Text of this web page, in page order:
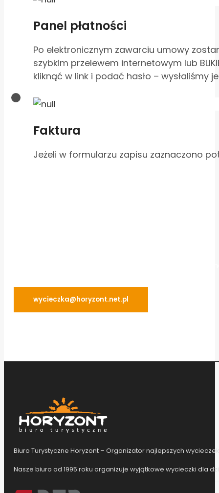
Panel płatności
Po elektronicznym zawarciu umowy
szybkim przelewem internetowym lub
kliknąć w link i podać hasło – wysłaliśmy
Faktura
Jeżeli w formularzu zapisu zaznaczono
wycieczka@horyzont.net.pl
Biuro Turystyczne Horyzont – Organizator najlepszych
Nasze biuro od 1995 roku organizuje wyjątkowe wycieczki dla